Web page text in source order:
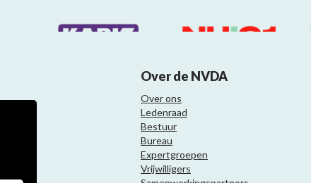
Over de NVDA
Over ons
Ledenraad
Bestuur
Bureau
Expertgroepen
Vrijwilligers